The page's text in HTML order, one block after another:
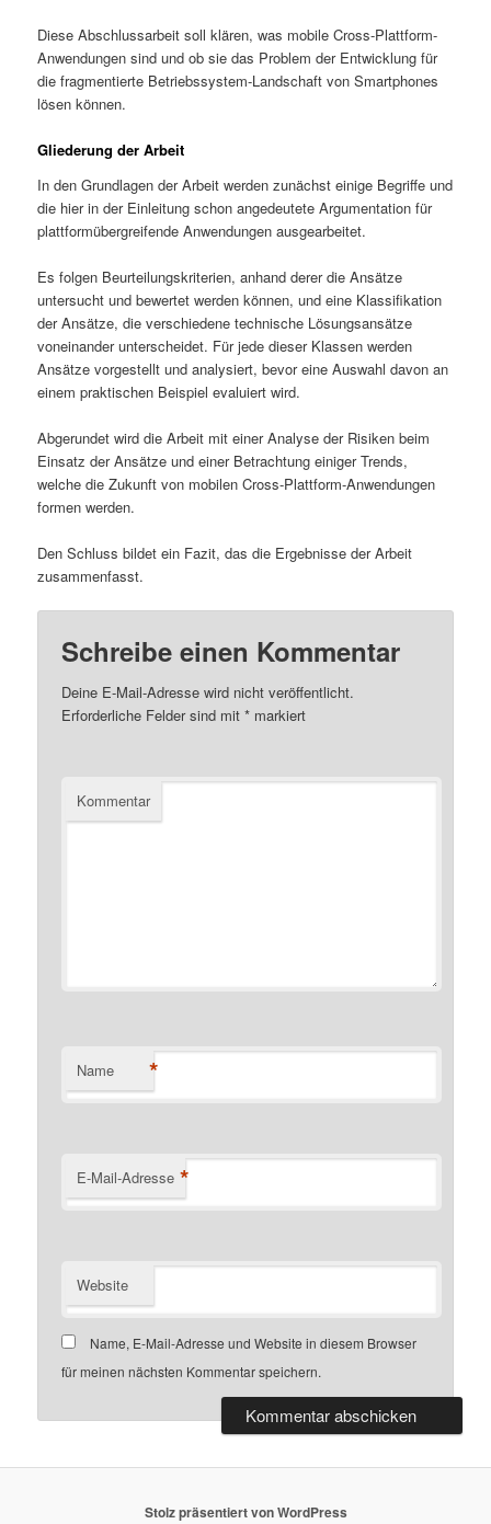
Diese Abschlussarbeit soll klären, was mobile Cross-Plattform-
Anwendungen sind und ob sie das Problem der Entwicklung für
die fragmentierte Betriebssystem-Landschaft von Smart­phones
lösen können.
Gliederung der Arbeit
In den Grundlagen der Arbeit werden zunächst einige Begriffe und
die hier in der Einleitung schon angedeutete Argumentation für
plattformübergreifende Anwendungen ausgearbeitet.
Es folgen Beurteilungskriterien, anhand derer die Ansätze
untersucht und bewertet werden können, und eine Klassifikation
der Ansätze, die verschiedene technische Lösungsansätze
voneinander unterscheidet. Für jede dieser Klassen werden
Ansätze vorgestellt und analysiert, bevor eine Auswahl davon an
einem praktischen Beispiel evaluiert wird.
Abgerundet wird die Arbeit mit einer Analyse der Risiken beim
Einsatz der Ansätze und einer Betrachtung einiger Trends,
welche die Zukunft von mobilen Cross-Plattform-Anwendungen
formen werden.
Den Schluss bildet ein Fazit, das die Ergebnisse der Arbeit
zusammenfasst.
Schreibe einen Kommentar
Deine E-Mail-Adresse wird nicht veröffentlicht.
Erforderliche Felder sind mit* markiert
Kommentar
Name *
E-Mail-Adresse *
Website
Name, E-Mail-Adresse und Website in diesem Browser
für meinen nächsten Kommentar speichern.
Stolz präsentiert von WordPress